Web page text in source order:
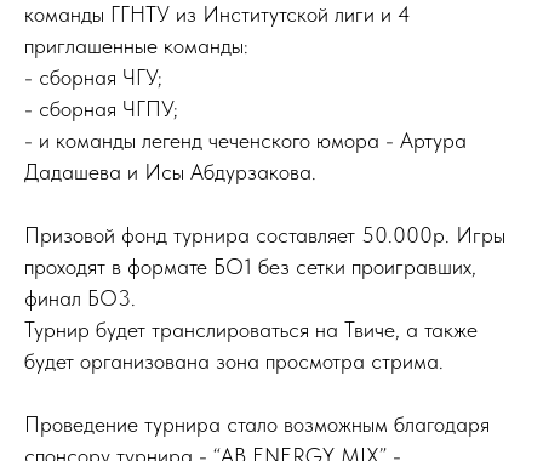
команды ГГНТУ из Институтской лиги и 4
приглашенные команды:
- сборная ЧГУ;
- сборная ЧГПУ;
- и команды легенд чеченского юмора - Артура
Дадашева и Исы Абдурзакова.
Призовой фонд турнира составляет 50.000р. Игры
проходят в формате БО1 без сетки проигравших,
финал БО3.
Турнир будет транслироваться на Твиче, а также
будет организована зона просмотра стрима.
Проведение турнира стало возможным благодаря
спонсору турнира - “AB ENERGY MIX” -